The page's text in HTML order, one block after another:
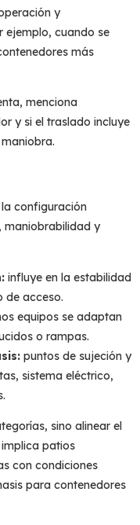
y
ejemplo, cuando se
más
menciona
y si el traslado incluye
la configuración
maniobrabilidad y
influye en la estabilidad
de acceso.
equipos se adaptan
o rampas.
puntos de sujeción y
sistema eléctrico,
sino alinear el
patios
con condiciones
para contenedores